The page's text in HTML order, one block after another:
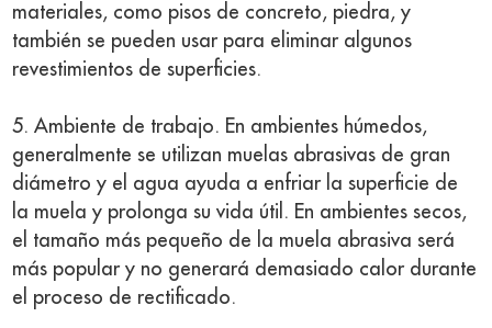
materiales, como pisos de concreto, piedra, y
también se pueden usar para eliminar algunos
revestimientos de superficies.
5. Ambiente de trabajo. En ambientes húmedos,
generalmente se utilizan muelas abrasivas de gran
diámetro y el agua ayuda a enfriar la superficie de
la muela y prolonga su vida útil. En ambientes secos,
el tamaño más pequeño de la muela abrasiva será
más popular y no generará demasiado calor durante
el proceso de rectificado.